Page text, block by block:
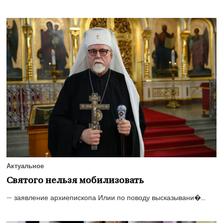
Актуальное
Святого нельзя мобилизовать
— заявление архиепископа Илии по поводу высказывани�...